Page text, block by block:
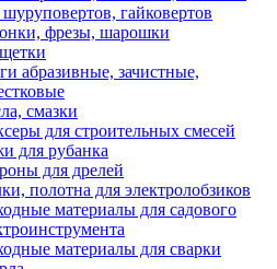
гайковертов
фрезы, шарошки
абразивные, зачистные,
смазки
для строительных смесей
для рубанка
для дрелей
полотна для электролобзиков
материалы для садового
материалы для сварки